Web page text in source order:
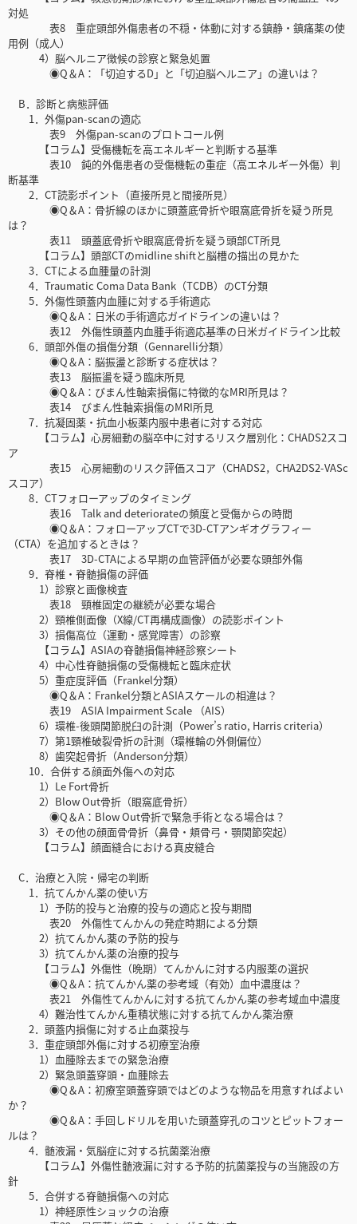
対処
表8 重症頭部外傷患者の不穏・体動に対する鎮静・鎮痛薬の使
用例（成人）
4）脳ヘルニア徴候の診察と緊急処置
◉Q＆A：「切迫するD」と「切迫脳ヘルニア」の違いは？
B．診断と病態評価
1．外傷pan-scanの適応
表9 外傷pan-scanのプロトコール例
【コラム】受傷機転を高エネルギーと判断する基準
表10 鈍的外傷患者の受傷機転の重症（高エネルギー外傷）判
断基準
2．CT読影ポイント（直接所見と間接所見）
◉Q＆A：骨折線のほかに頭蓋底骨折や眼窩底骨折を疑う所見
は？
表11 頭蓋底骨折や眼窩底骨折を疑う頭部CT所見
【コラム】頭部CTのmidline shiftと脳槽の描出の見かた
3．CTによる血腫量の計測
4．Traumatic Coma Data Bank（TCDB）のCT分類
5．外傷性頭蓋内血腫に対する手術適応
◉Q＆A：日米の手術適応ガイドラインの違いは？
表12 外傷性頭蓋内血腫手術適応基準の日米ガイドライン比較
6．頭部外傷の損傷分類（Gennarelli分類）
◉Q＆A：脳振盪と診断する症状は？
表13 脳振盪を疑う臨床所見
◉Q＆A：びまん性軸索損傷に特徴的なMRI所見は？
表14 びまん性軸索損傷のMRI所見
7．抗凝固薬・抗血小板薬内服中患者に対する対応
【コラム】心房細動の脳卒中に対するリスク層別化：CHADS2スコ
ア
表15 心房細動のリスク評価スコア（CHADS2，CHA2DS2-VASc
スコア）
8．CTフォローアップのタイミング
表16 Talk and deteriorateの頻度と受傷からの時間
◉Q＆A：フォローアップCTで3D-CTアンギオグラフィー
（CTA）を追加するときは？
表17 3D-CTAによる早期の血管評価が必要な頭部外傷
9．脊椎・脊髄損傷の評価
1）診察と画像検査
表18 頸椎固定の継続が必要な場合
2）頸椎側面像（X線/CT再構成画像）の読影ポイント
3）損傷高位（運動・感覚障害）の診察
【コラム】ASIAの脊髄損傷神経診察シート
4）中心性脊髄損傷の受傷機転と臨床症状
5）重症度評価（Frankel分類）
◉Q＆A：Frankel分類とASIAスケールの相違は？
表19 ASIA Impairment Scale （AIS）
6）環椎-後頭関節脱臼の計測（Power’s ratio, Harris criteria）
7）第1頸椎破裂骨折の計測（環椎輪の外側偏位）
8）歯突起骨折（Anderson分類）
10．合併する顔面外傷への対応
1）Le Fort骨折
2）Blow Out骨折（眼窩底骨折）
◉Q＆A：Blow Out骨折で緊急手術となる場合は？
3）その他の顔面骨骨折（鼻骨・頬骨弓・顎関節突起）
【コラム】顔面縫合における真皮縫合
C．治療と入院・帰宅の判断
1．抗てんかん薬の使い方
1）予防的投与と治療的投与の適応と投与期間
表20 外傷性てんかんの発症時期による分類
2）抗てんかん薬の予防的投与
3）抗てんかん薬の治療的投与
【コラム】外傷性（晩期）てんかんに対する内服薬の選択
◉Q＆A：抗てんかん薬の参考域（有効）血中濃度は？
表21 外傷性てんかんに対する抗てんかん薬の参考域血中濃度
4）難治性てんかん重積状態に対する抗てんかん薬治療
2．頭蓋内損傷に対する止血薬投与
3．重症頭部外傷に対する初療室治療
1）血腫除去までの緊急治療
2）緊急頭蓋穿頭・血腫除去
◉Q＆A：初療室頭蓋穿頭ではどのような物品を用意すればよい
か？
◉Q＆A：手回しドリルを用いた頭蓋穿孔のコツとピットフォー
ルは？
4．髄液漏・気脳症に対する抗菌薬治療
【コラム】外傷性髄液漏に対する予防的抗菌薬投与の当施設の方
針
5．合併する脊髄損傷への対応
1）神経原性ショックの治療